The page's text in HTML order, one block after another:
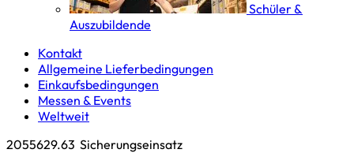
Schüler &
Auszubildende
Kontakt
Allgemeine Lieferbedingungen
Einkaufsbedingungen
Messen & Events
Weltweit
2055629.63 Sicherungseinsatz